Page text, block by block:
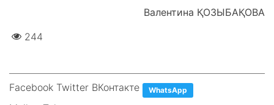
Валентина ҚОЗЫБАҚОВА
244
Facebook Twitter ВКонтакте WhatsApp